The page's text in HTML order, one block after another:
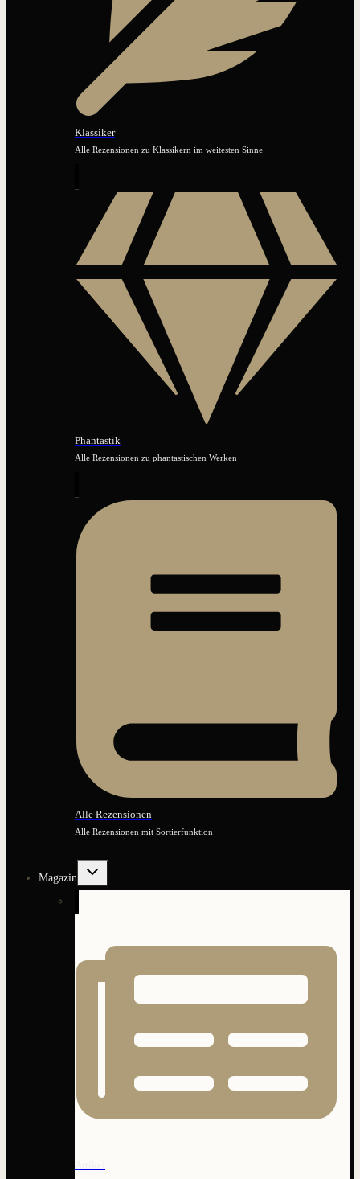
Klassiker
Alle Rezensionen zu Klassikern im weitesten Sinne
Phantastik
Alle Rezensionen zu phantastischen Werken
Alle Rezensionen
Alle Rezensionen mit Sortierfunktion
Magazin
Untermenü